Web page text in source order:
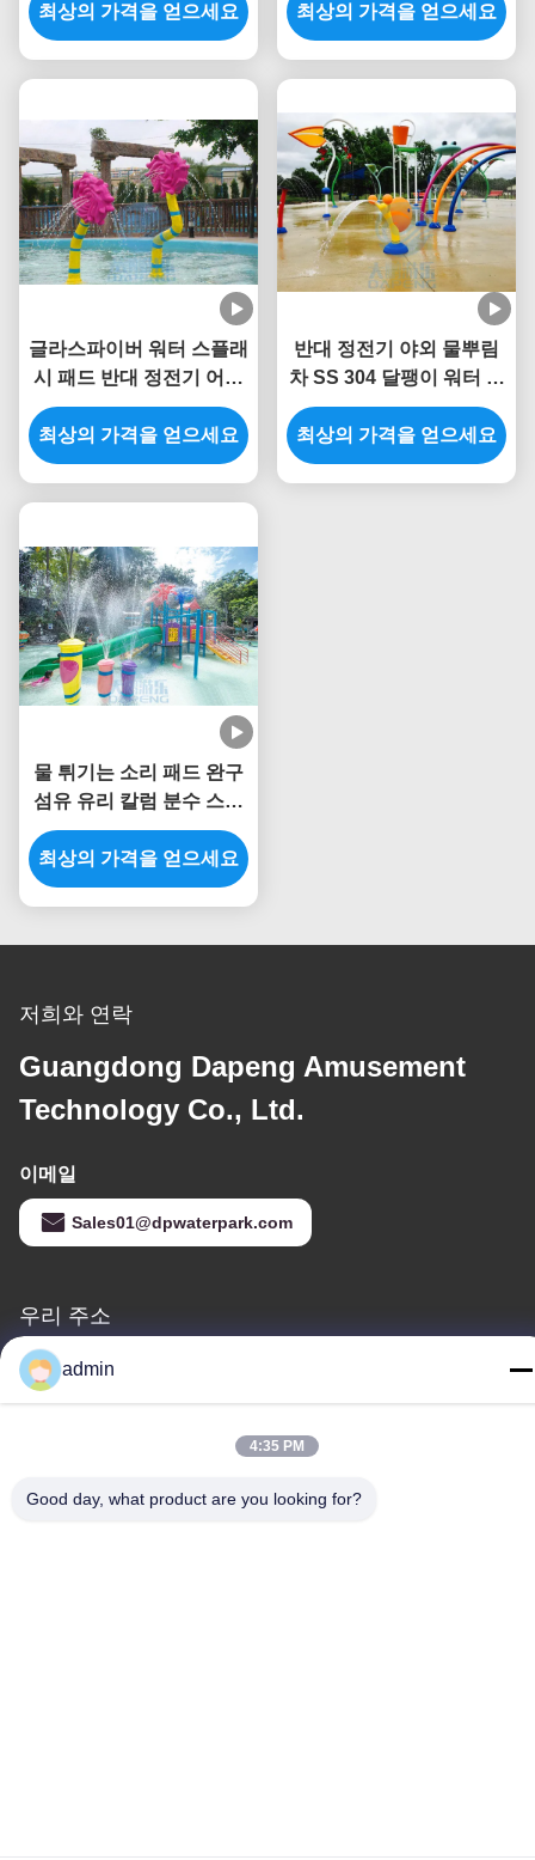
로 장식하세요
최상의 가격을 얻으세요
최상의 가격을 얻으세요
글라스파이버 워터 스플래
시 패드 반대 정전기 어린
이들은 꽃 물 분무 공원을
상승시켰습니다
최상의 가격을 얻으세요
반대 정전기 야외 물뿌림
차 SS 304 달팽이 워터 스
플래시 놀이터
최상의 가격을 얻으세요
물 튀기는 소리 패드 완구
섬유 유리 칼럼 분수 스프
레이 세트 어드벤쳐 파크
비
최상의 가격을 얻으세요
저희와 연락
Guangdong Dapeng Amusement
Technology Co., Ltd.
이메일
Sales01@dpwaterpark.com
우리 주소
주소
청원하세요 : 32호, 51 번 팬성 도로, 다강 도시, 난사 지구, 광저우
86-20-34989160
admin
4:35 PM
Good day, what product are you looking for?